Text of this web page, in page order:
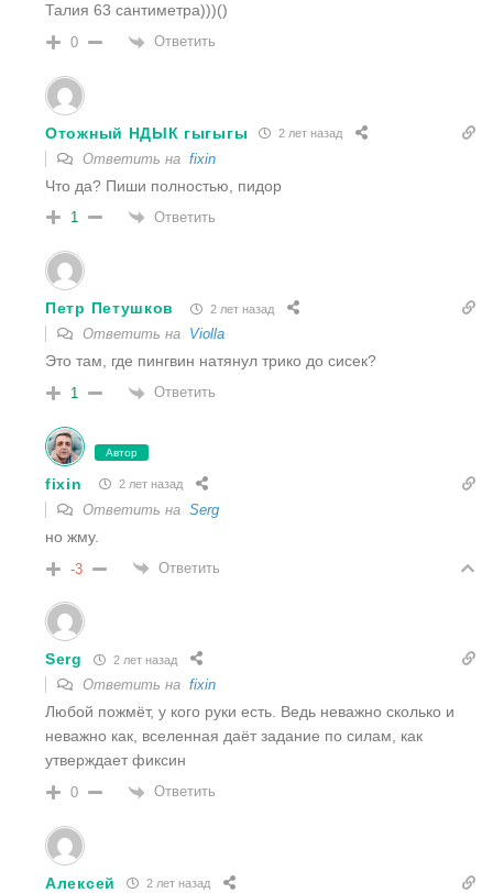
Талия 63 сантиметра)))()
0 Ответить
Отожный НДЫК гыгыгы 2 лет назад
Ответить на fixin
Что да? Пиши полностью, пидор
1 Ответить
Петр Петушков 2 лет назад
Ответить на Violla
Это там, где пингвин натянул трико до сисек?
1 Ответить
Автор
fixin 2 лет назад
Ответить на Serg
но жму.
-3 Ответить
Serg 2 лет назад
Ответить на fixin
Любой пожмëт, у кого руки есть. Ведь неважно сколько и
неважно как, вселенная даëт задание по силам, как
утверждает фиксин
0 Ответить
Алексей 2 лет назад